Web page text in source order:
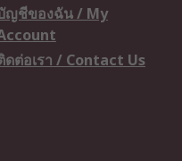
ญชีของฉัน / My
ดต่อเรา / Contact Us